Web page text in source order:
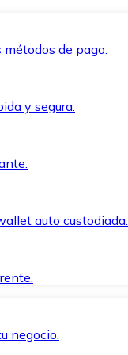
de pago.
y segura.
auto custodiada.
negocio.